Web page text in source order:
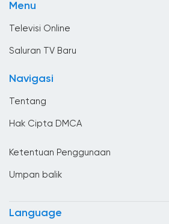
Ceko
Menu
Televisi Online
Saluran TV Baru
Navigasi
Tentang
Hak Cipta DMCA
Ketentuan Penggunaan
Umpan balik
Language